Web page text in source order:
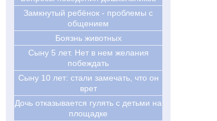
Замкнутый ребёнок - проблемы с
общением
Боязнь животных
Сыну 5 лет. Нет в нем желания
побеждать
Cыну 10 лет: стали замечать, что он
врет
Дочь отказывается гулять с детьми на
площадке